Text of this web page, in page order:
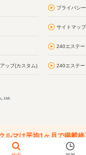
プライバシ
サイトマップ
240エステー
ップ(カスタム) 240エステー
ルマは平均1ヶ月で掲載
くなる前にお問い合わせください